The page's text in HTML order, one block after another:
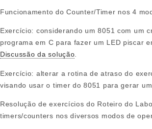
Funcionamento do Counter/Timer nos 4
Exercício: considerando um 8051 com um
programa em C para fazer um LED piscar
Discussão da solução.
Exercício: alterar a rotina de atraso do
visando usar o timer do 8051 para gerar
Resolução de exercícios do Roteiro do
timers/counters nos diversos modos de